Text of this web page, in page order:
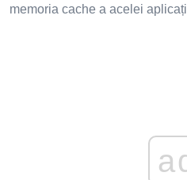
memoria cache a acelei